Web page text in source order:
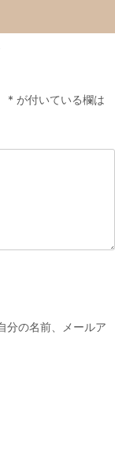
* が付いている欄は
分の名前、メールア